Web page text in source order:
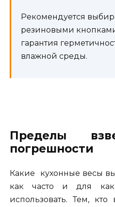
Рекомендуется
резиновыми
гарантия
влажной среды.
Пределы
погрешности
Какие кухонные весы
как часто и для
использовать. Тем, кто